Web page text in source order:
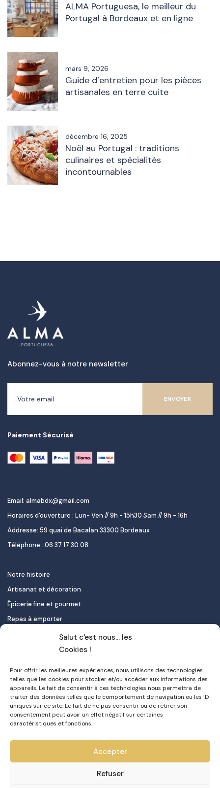
Salut c'est nous... les
Cookies !
Pour offrir les meilleures expériences, nous utilisons des technologies
telles que les cookies pour stocker et/ou accéder aux informations des
appareils. Le fait de consentir à ces technologies nous permettra de
traiter des données telles que le comportement de navigation ou les ID
uniques sur ce site. Le fait de ne pas consentir ou de retirer son
consentement peut avoir un effet négatif sur certaines
caractéristiques et fonctions.
Accepter
Refuser
ALMA Portuguesa, le meilleur du
Portugal à Bordeaux et en ligne
mars 9, 2026
Guide d’entretien pour les pièces
artisanales en terre cuite
décembre 16, 2025
Noël au Portugal : traditions
culinaires et spécialités
incontournables
Abonnez-vous à notre newsletter
Paiement Sécurisé
Email: almabdx@gmail.com
Horaires d'ouverture : Lun- Ven // 9h - 15h30 Sam // 9h - 16h
Addresse: 59 quai de Bacalan 33300 Bordeaux
Téléphone : 06 37 17 30 08
Notre histoire
Artisanat et décoration
Épicerie fine et gourmet
Repas à emporter
Le pastel de nata
Contact
Mon compte
FAQ
Livraison